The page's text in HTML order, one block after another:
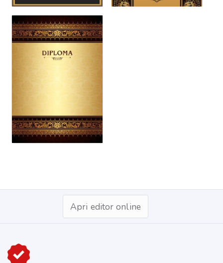
Apri editor online